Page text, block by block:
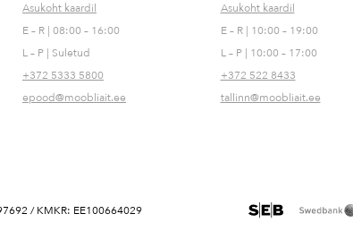
Asukoht kaardil
E – R | 08:00 – 16:00
L – P | Suletud
+372 5333 5800
epood@moobliait.ee
Asukoht kaardil
E – R | 10:00 – 19:00
L – P | 10:00 – 17:00
+372 522 8433
tallinn@moobliait.ee
/ KMKR: EE100664029